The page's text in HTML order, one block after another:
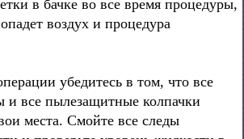
в бачке во все время процедуры,
воздух и процедура
убедитесь в том, что все
и все пылезащитные колпачки
места. Смойте все следы